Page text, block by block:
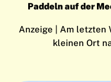
Paddeln auf der
Anzeige | Am letzten
kleinen Ort